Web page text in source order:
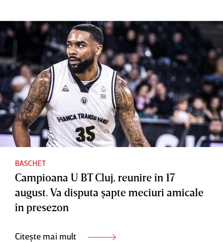
BASCHET
Campioana U BT Cluj, reunire în 17
august. Va disputa şapte meciuri amicale
în presezon
Citește mai mult